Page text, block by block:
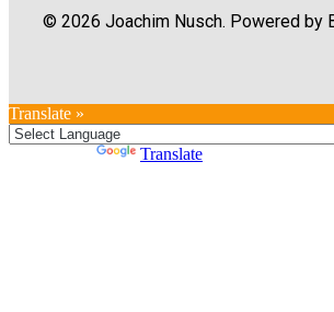
© 2026 Joachim Nusch. Powered by
Translate »
Translate